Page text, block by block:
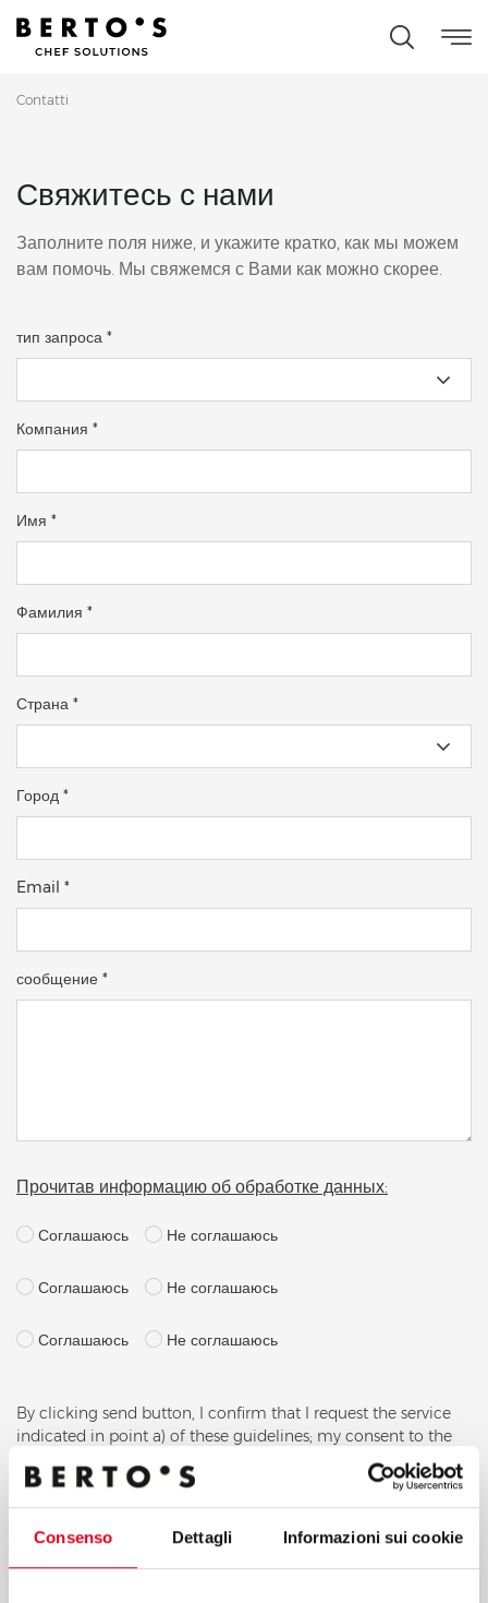
Consenso Dettagli Informazioni sui cookie
Contatti
Свяжитесь с нами
Заполните поля ниже, и укажите кратко, как мы можем
вам помочь. Мы свяжемся с Вами как можно скорее.
тип запроса *
Компания *
Имя *
Фамилия *
Страна *
Город *
Email *
сообщение *
Прочитав информацию об обработке данных:
Соглашаюсь Не соглашаюсь
Соглашаюсь Не соглашаюсь
Соглашаюсь Не соглашаюсь
By clicking send button, I confirm that I request the service
indicated in point a) of these guidelines; my consent to the
processing of data for the purposes of the service, including
the processing methods mentioned in these guidelines,
including possible processing carried out in EU member
states or non-EU countries.